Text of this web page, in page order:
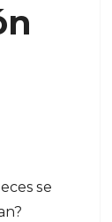
se